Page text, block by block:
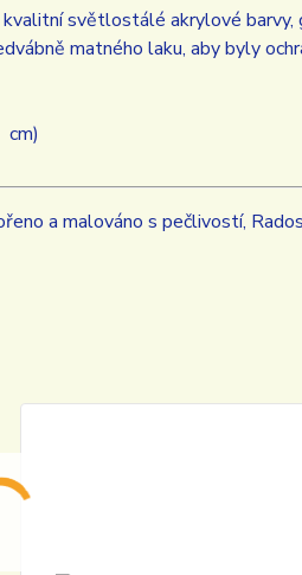
světlostálé akrylové
matného laku, aby byly
cm)
a malováno s pečlivostí,